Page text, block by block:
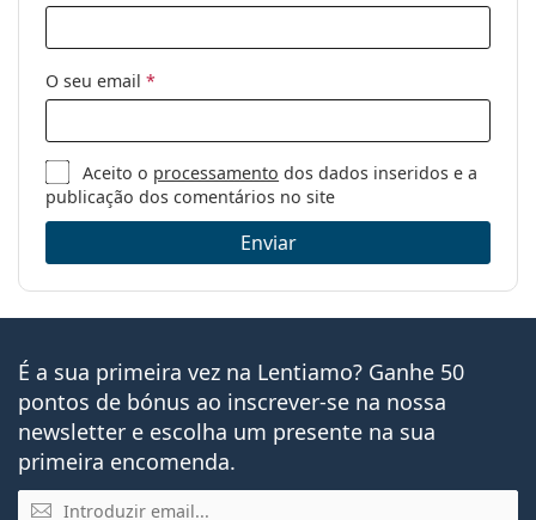
O seu email *
Aceito o processamento dos dados inseridos e a
publicação dos comentários no site
Enviar
É a sua primeira vez na Lentiamo? Ganhe 50
pontos de bónus ao inscrever-se na nossa
newsletter e escolha um presente na sua
primeira encomenda.
Email